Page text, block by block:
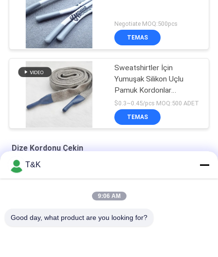
Negotiate MOQ:500pcs
TEMAS
Sweatshirtler İçin
Yumuşak Silikon Uçlu
Pamuk Kordonlar
Özelleştirilmiş Silikon
Uçlar
$0.3~0.45/pcs MOQ:500 ADET
TEMAS
Dize Kordonu Çekin
Eşofman Altı İçin Silikon Daldırma Boyanabilir 4mm İpli Kordon
T&K
9:06 AM
Good day, what product are you looking for?